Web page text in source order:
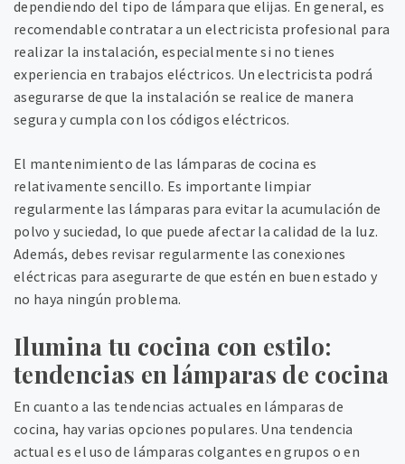
dependiendo del tipo de lámpara que elijas. En general, es
recomendable contratar a un electricista profesional para
realizar la instalación, especialmente si no tienes
experiencia en trabajos eléctricos. Un electricista podrá
asegurarse de que la instalación se realice de manera
segura y cumpla con los códigos eléctricos.
El mantenimiento de las lámparas de cocina es
relativamente sencillo. Es importante limpiar
regularmente las lámparas para evitar la acumulación de
polvo y suciedad, lo que puede afectar la calidad de la luz.
Además, debes revisar regularmente las conexiones
eléctricas para asegurarte de que estén en buen estado y
no haya ningún problema.
Ilumina tu cocina con estilo:
tendencias en lámparas de cocina
En cuanto a las tendencias actuales en lámparas de
cocina, hay varias opciones populares. Una tendencia
actual es el uso de lámparas colgantes en grupos o en